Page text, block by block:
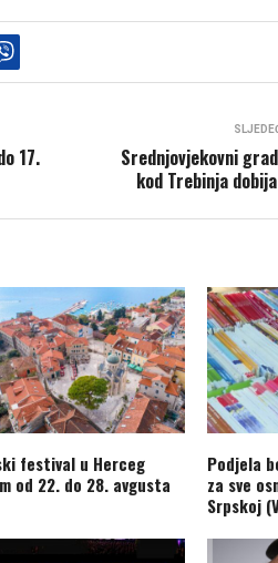
17.
Srednjovjekovni
kod Trebinja
festival u Herceg
od 22. do 28. avgusta
Podjela
za sve
Srpskoj